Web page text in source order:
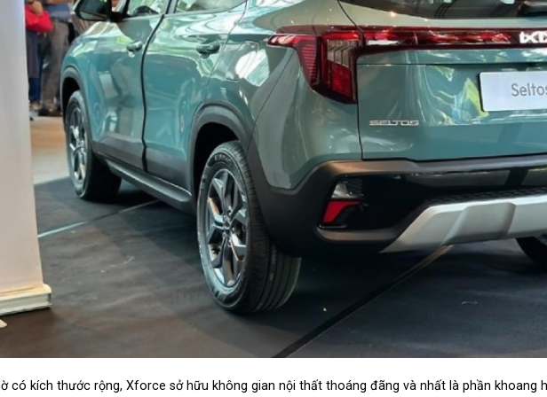
có kích thước rộng, Xforce sở hữu không gian nội thất thoáng đãng và nhất là phần khoang